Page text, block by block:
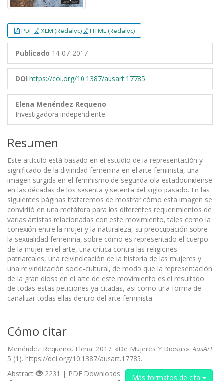
PDF XLM (Redalyc) HTML (Redalyc)
Publicado 14-07-2017
DOI https://doi.org/10.1387/ausart.17785
Elena Menéndez Requeno
Investigadora independiente
Resumen
Este artículo está basado en el estudio de la representación y
significado de la divinidad femenina en el arte feminista, una
imagen surgida en el feminismo de segunda ola estadounidense
en las décadas de los sesenta y setenta del siglo pasado. En las
siguientes páginas trataremos de mostrar cómo esta imagen se
convirtió en una metáfora para los diferentes requerimientos de
varias artistas relacionadas con este movimiento, tales como la
conexión entre la mujer y la naturaleza, su preocupación sobre
la sexualidad femenina, sobre cómo es representado el cuerpo
de la mujer en el arte, una crítica contra las religiones
patriarcales, una reivindicación de la historia de las mujeres y
una reivindicación socio-cultural, de modo que la representación
de la gran diosa en el arte de este movimiento es el resultado
de todas estas peticiones ya citadas, así como una forma de
canalizar todas ellas dentro del arte feminista.
Cómo citar
Menéndez Requeno, Elena. 2017. «De Mujeres Y Diosas». AusArt
5 (1). https://doi.org/10.1387/ausart.17785.
Más formatos de cita
Abstract
2231 | PDF Downloads